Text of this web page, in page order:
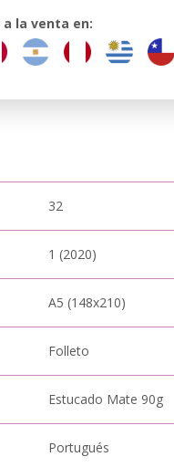
la venta en:
32
1 (2020)
A5 (148x210)
Folleto
Estucado Mate 90g
Portugués